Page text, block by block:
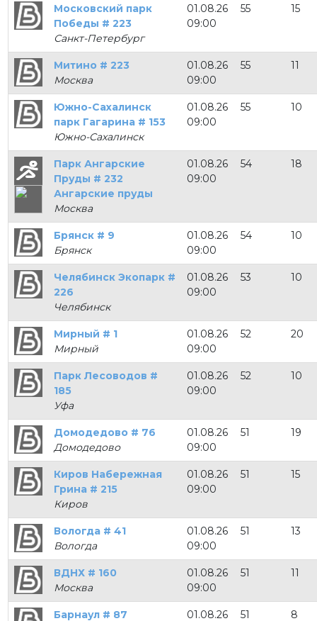
Московский парк
Победы # 223
Санкт-Петербург
01.08.26
09:00
55 15
Митино # 223
Москва
01.08.26
09:00
55 11
Южно-Сахалинск
парк Гагарина # 153
Южно-Сахалинск
01.08.26
09:00
55 10
Парк Ангарские
Пруды # 232
Ангарские пруды
Москва
01.08.26
09:00
54 18
Брянск # 9
Брянск
01.08.26
09:00
54 10
Челябинск Экопарк #
226
Челябинск
01.08.26
09:00
53 10
Мирный # 1
Мирный
01.08.26
09:00
52 20
Парк Лесоводов #
185
Уфа
01.08.26
09:00
52 10
Домодедово # 76
Домодедово
01.08.26
09:00
51 19
Киров Набережная
Грина # 215
Киров
01.08.26
09:00
51 15
Вологда # 41
Вологда
01.08.26
09:00
51 13
ВДНХ # 160
Москва
01.08.26
09:00
51 11
Барнаул # 87 01.08.26 51 8